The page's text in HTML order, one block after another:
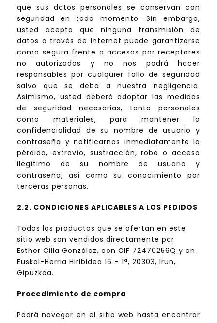
que sus datos personales se conservan con
seguridad en todo momento. Sin embargo,
usted acepta que ninguna transmisión de
datos a través de Internet puede garantizarse
como segura frente a accesos por receptores
no autorizados y no nos podrá hacer
responsables por cualquier fallo de seguridad
salvo que se deba a nuestra negligencia.
Asimismo, usted deberá adoptar las medidas
de seguridad necesarias, tanto personales
como materiales, para mantener la
confidencialidad de su nombre de usuario y
contraseña y notificarnos inmediatamente la
pérdida, extravío, sustracción, robo o acceso
ilegítimo de su nombre de usuario y
contraseña, así como su conocimiento por
terceras personas.
2.2. CONDICIONES APLICABLES A LOS PEDIDOS
Todos los productos que se ofertan en este
sitio web son vendidos directamente por
Esther Cilla González, con CIF 72470256Q y en
Euskal-Herria Hiribidea 16 – 1ª, 20303, Irun,
Gipuzkoa.
Procedimiento de compra
Podrá navegar en el sitio web hasta encontrar